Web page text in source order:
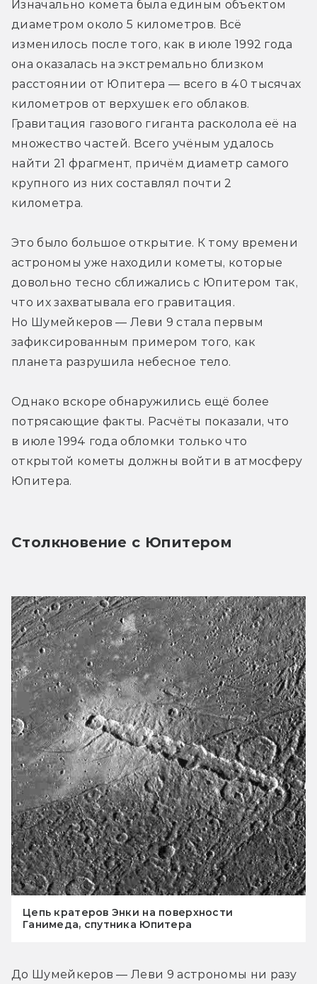
Изначально комета была единым объектом
диаметром около 5 километров. Всё
изменилось после того, как в июле 1992 года
она оказалась на экстремально близком
расстоянии от Юпитера — всего в 40 тысячах
километров от верхушек его облаков.
Гравитация газового гиганта расколола её на
множество частей. Всего учёным удалось
найти 21 фрагмент, причём диаметр самого
крупного из них составлял почти 2
километра.
Это было большое открытие. К тому времени
астрономы уже находили кометы, которые
довольно тесно сближались с Юпитером так,
что их захватывала его гравитация.
Но Шумейкеров — Леви 9 стала первым
зафиксированным примером того, как
планета разрушила небесное тело.
Однако вскоре обнаружились ещё более
потрясающие факты. Расчёты показали, что
в июле 1994 года обломки только что
открытой кометы должны войти в атмосферу
Юпитера.
Столкновение с Юпитером
Цепь кратеров Энки на поверхности
Ганимеда, спутника Юпитера
До Шумейкеров — Леви 9 астрономы ни разу